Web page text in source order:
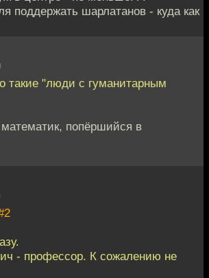
поддержать шарлатанов - куда как
такие "люди с гуманитарным
попёршийся в
- профессор. К сожалению не